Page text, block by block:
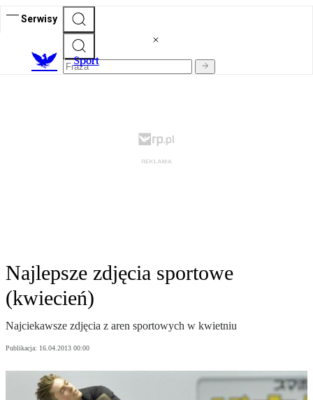
Serwisy
Sport
Najlepsze zdjęcia sportowe
(kwiecień)
Najciekawsze zdjęcia z aren sportowych w kwietniu
Publikacja: 16.04.2013 00:00